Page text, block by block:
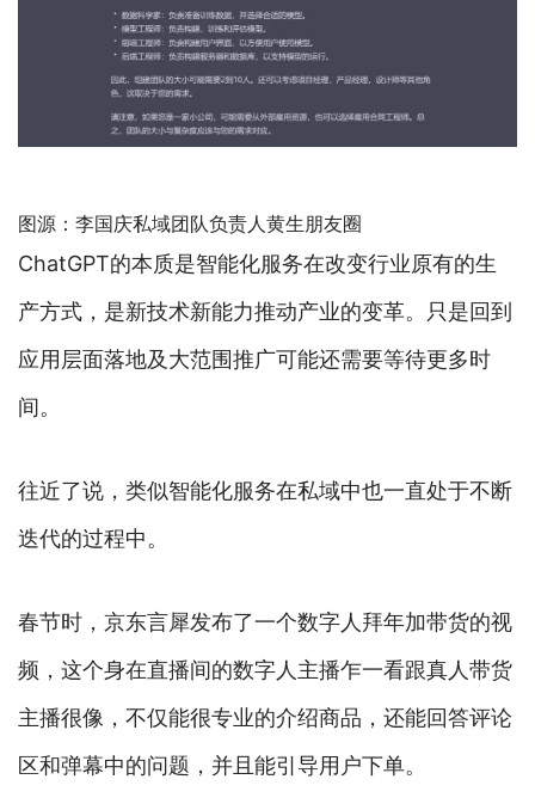
图源：李国庆私域团队负责人黄生朋友圈
ChatGPT的本质是智能化服务在改变行业原有的生
产方式，是新技术新能力推动产业的变革。只是回到
应用层面落地及大范围推广可能还需要等待更多时
间。
往近了说，类似智能化服务在私域中也一直处于不断
迭代的过程中。
春节时，京东言犀发布了一个数字人拜年加带货的视
频，这个身在直播间的数字人主播乍一看跟真人带货
主播很像，不仅能很专业的介绍商品，还能回答评论
区和弹幕中的问题，并且能引导用户下单。